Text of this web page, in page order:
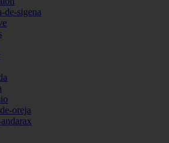
de-sigena
oreja